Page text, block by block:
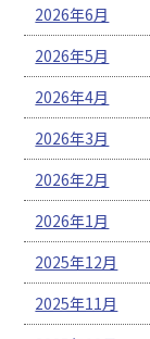
2026年6月
2026年5月
2026年4月
2026年3月
2026年2月
2026年1月
2025年12月
2025年11月